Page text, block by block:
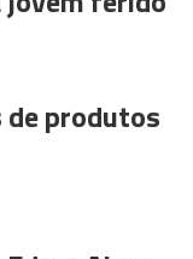
de produtos